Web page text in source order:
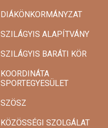
DIÁKÖNKORMÁNYZAT
SZILÁGYIS ALAPÍTVÁNY
SZILÁGYIS BARÁTI KÖR
KOORDINÁTA
SPORTEGYESÜLET
SZÖSZ
KÖZÖSSÉGI SZOLGÁLAT